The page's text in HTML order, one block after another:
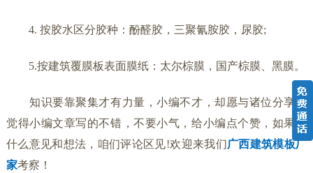
4. 按胶水区分胶种：酚醛胶，三聚氰胺胶，尿胶;
5.按建筑覆膜板表面膜纸：太尔棕膜，国产棕膜、黑膜。
知识要靠聚集才有力量，小编不才，却愿与诸位分享，
觉得小编文章写的不错，不要小气，给小编点个赞，如果有
什么意见和想法，咱们评论区见!欢迎来我们广西建筑模板厂
家考察！